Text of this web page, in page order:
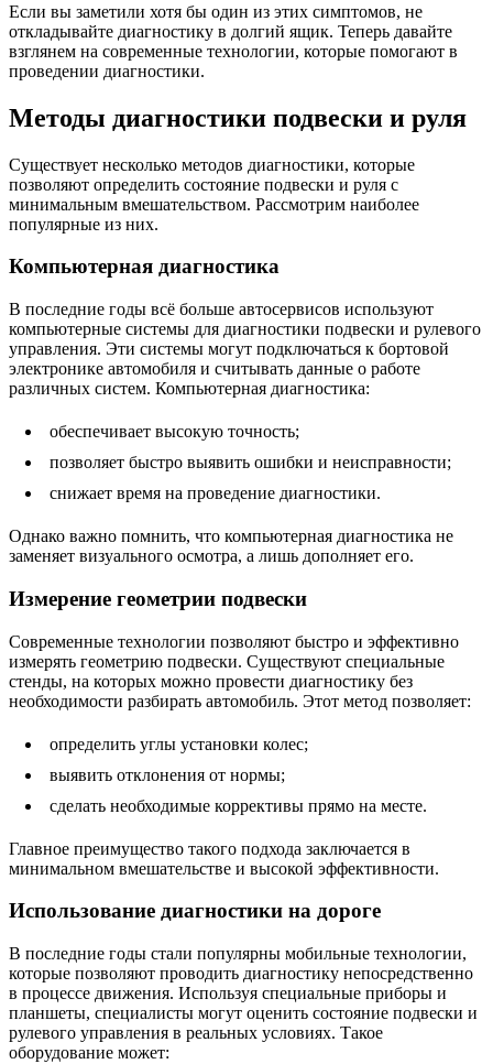
Если вы заметили хотя бы один из этих симптомов, не
откладывайте диагностику в долгий ящик. Теперь давайте
взглянем на современные технологии, которые помогают в
проведении диагностики.
Методы диагностики подвески и руля
Существует несколько методов диагностики, которые
позволяют определить состояние подвески и руля с
минимальным вмешательством. Рассмотрим наиболее
популярные из них.
Компьютерная диагностика
В последние годы всё больше автосервисов используют
компьютерные системы для диагностики подвески и рулевого
управления. Эти системы могут подключаться к бортовой
электронике автомобиля и считывать данные о работе
различных систем. Компьютерная диагностика:
обеспечивает высокую точность;
позволяет быстро выявить ошибки и неисправности;
снижает время на проведение диагностики.
Однако важно помнить, что компьютерная диагностика не
заменяет визуального осмотра, а лишь дополняет его.
Измерение геометрии подвески
Современные технологии позволяют быстро и эффективно
измерять геометрию подвески. Существуют специальные
стенды, на которых можно провести диагностику без
необходимости разбирать автомобиль. Этот метод позволяет:
определить углы установки колес;
выявить отклонения от нормы;
сделать необходимые коррективы прямо на месте.
Главное преимущество такого подхода заключается в
минимальном вмешательстве и высокой эффективности.
Использование диагностики на дороге
В последние годы стали популярны мобильные технологии,
которые позволяют проводить диагностику непосредственно
в процессе движения. Используя специальные приборы и
планшеты, специалисты могут оценить состояние подвески и
рулевого управления в реальных условиях. Такое
оборудование может: